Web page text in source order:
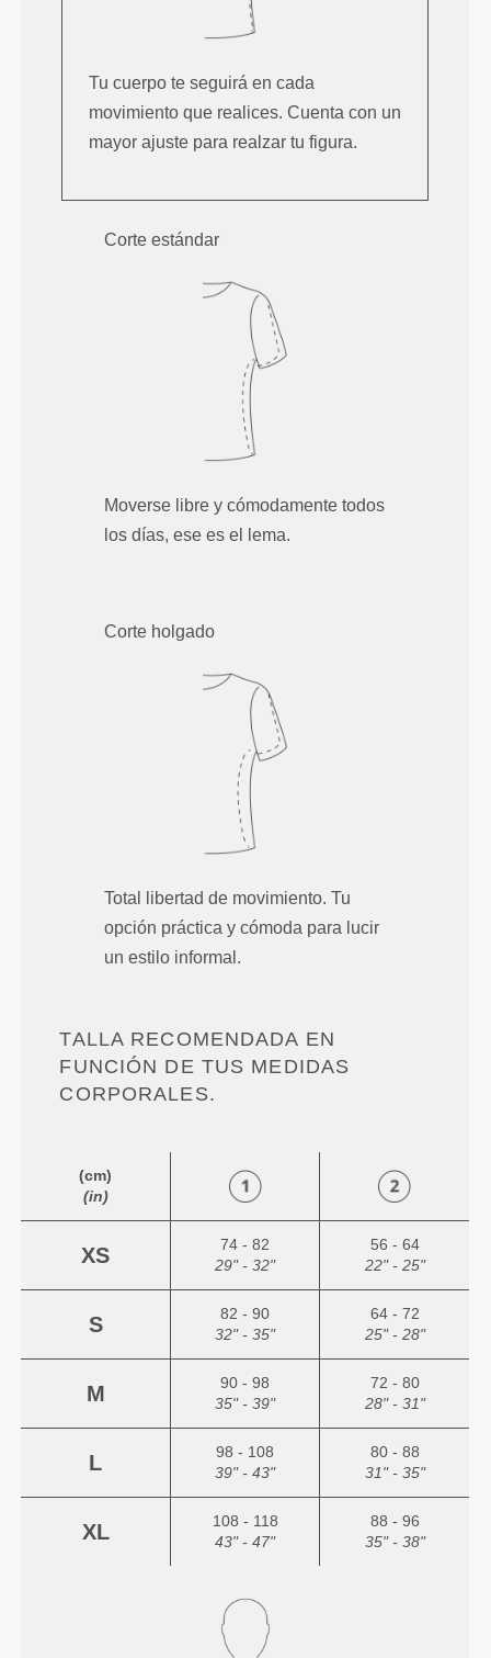
Tu cuerpo te seguirá en cada
movimiento que realices. Cuenta con un
mayor ajuste para realzar tu figura.
Corte estándar
Moverse libre y cómodamente todos
los días, ese es el lema.
Corte holgado
Total libertad de movimiento. Tu
opción práctica y cómoda para lucir
un estilo informal.
TALLA RECOMENDADA EN
FUNCIÓN DE TUS MEDIDAS
CORPORALES.
(cm)
(in)
XS
74 - 82
29" - 32"
56 - 64
22" - 25"
S
82 - 90
32" - 35"
64 - 72
25" - 28"
M
90 - 98
35" - 39"
72 - 80
28" - 31"
L
98 - 108
39" - 43"
80 - 88
31" - 35"
XL
108 - 118
43" - 47"
88 - 96
35" - 38"